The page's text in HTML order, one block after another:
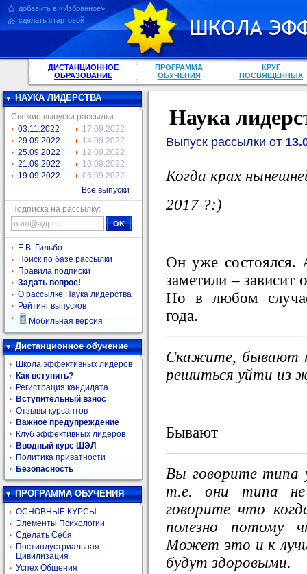
добавить в «Избранное»
сделать стартовой
ДИСТАНЦИОННОЕ
ОБРАЗОВАНИЕ
ПРОГРАММА
ОБУЧЕНИЯ
КРУГ
ПОСВЯЩЕННЫХ
НАУКА ЛИДЕРСТВА
Свежие выпуски рассылки:
03.11.2022
29.09.2022
25.09.2022
21.09.2022
19.09.2022
17.09.2022
14.09.2022
12.09.2022
10.09.2022
06.09.2022
Все выпуски
Подписка на рассылку:
Е.В. Гильбо
Поиск по базе рассылки
Правила подписки
Задать вопрос!
О рассылке Наука лидерства
Рейтинг выпусков
Мобильная версия
Дистанционное обучение
Школа эффективных лидеров
Как вступить?
Регистрация кандидата
Вступительный взнос
Отзывы курсантов
Важное предупреждение
Клуб эффективных лидеров
Вводный курс ШЭЛ
Политика приватности
Безопасность
ПРОГРАММА ОБУЧЕНИЯ
ОСНОВНЫЕ КУРСЫ
Элементы Психологии
Сделать Себя
Постиндустриальная
Цивилизация
Успех Общения
Наука
Выпуск рассылки от
Когда крах
2017 ?:)
Он уже
заметили – зависит
Но в любом
года.
Скажите, бывают
решиться уйти из
Бывают
Вы говорите типа
т.е. они типа не
говорите что
полезно потому
Может это и к
будут здоровыми.